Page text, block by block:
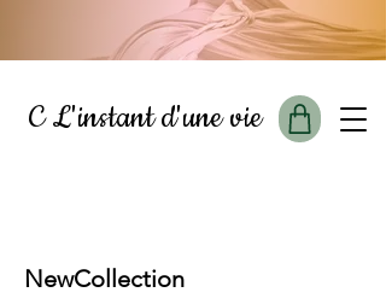
C L'instant d'une vie
NewCollection